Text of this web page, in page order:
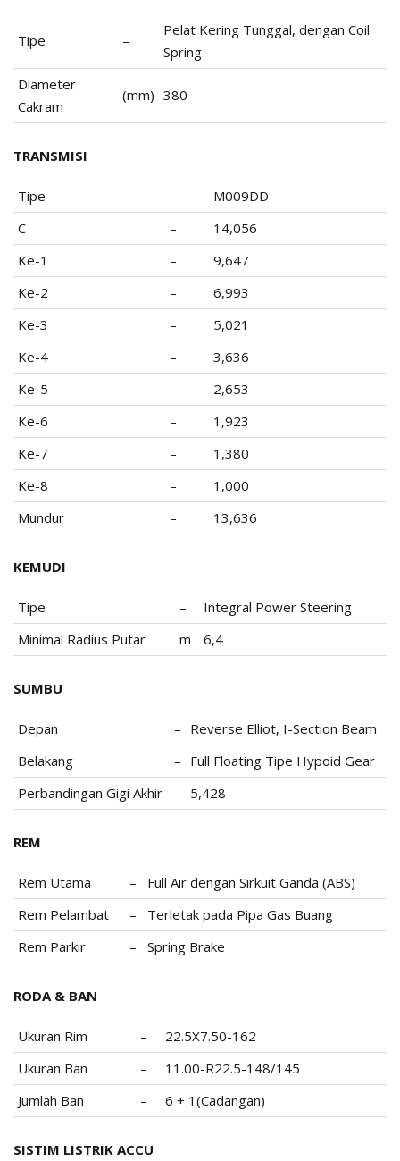
Tipe –
Pelat Kering Tunggal, dengan Coil
Spring
Diameter
Cakram
(mm) 380
TRANSMISI
Tipe –
M009DD
C
–
14,056
Ke-1
–
9,647
Ke-2
–
6,993
Ke-3
–
5,021
Ke-4
–
3,636
Ke-5
–
2,653
Ke-6
–
1,923
Ke-7
–
1,380
Ke-8
–
1,000
Mundur
– 13,636
KEMUDI
Tipe –
Integral Power Steering
Minimal Radius Putar
m 6,4
SUMBU
Depan – Reverse Elliot, I-Section Beam
Belakang
– Full Floating Tipe Hypoid Gear
Perbandingan Gigi Akhir
– 5,428
REM
Rem Utama –
Full Air dengan Sirkuit Ganda (ABS)
Rem Pelambat
–
Terletak pada Pipa Gas Buang
Rem Parkir
– Spring Brake
RODA & BAN
Ukuran Rim –
22.5X7.50-162
Ukuran Ban
–
11.00-R22.5-148/145
Jumlah Ban
– 6 + 1(Cadangan)
SISTIM LISTRIK ACCU